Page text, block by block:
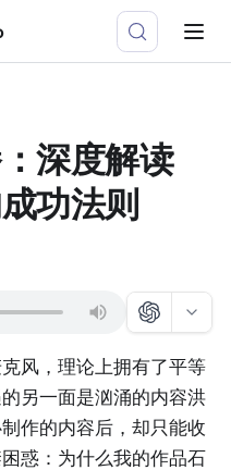
深度解读
功法则
风，理论上拥有了平等
另一面是汹涌的内容洪
作的内容后，却只能收
惑：为什么我的作品石